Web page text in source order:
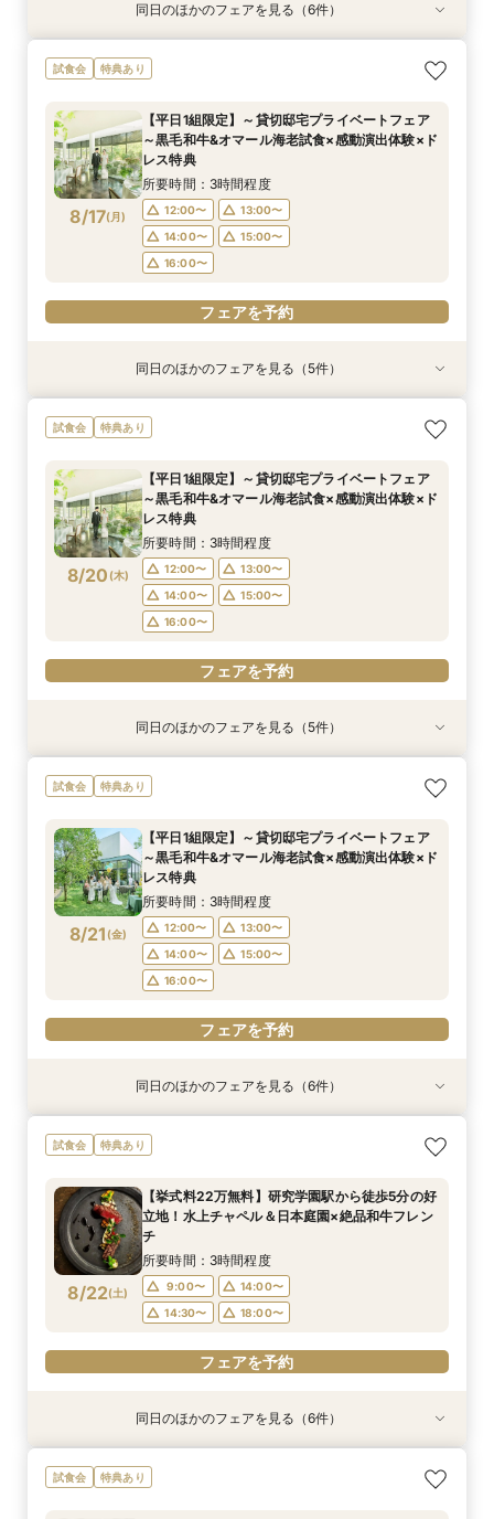
特典あり
8/16(日)
【和婚をお考えの方へ】1stステップ相談会◎挙
式会場見学&「和」の演出体験♪常陸牛と旬のお魚
写真などおふたりの希望をじっくり伺い専属プラ
ンナーがご提案♪
所要時間：3時間程度
9:00〜
14:30〜
フェアを予約
8/16(日)
【タイパ重視！60分で完結◎】会場案内＆相談
会
9:00〜
14:00〜
18:00〜
フェアを予約
特典あり
8/16(日)
【6名～30名の少人数婚】挙式＆会食Newプラ
ン誕生！無料試食付
9:00〜
14:00〜
14:30〜
フェアを予約
特典あり
8/16(日)
【1件目がお得】1stステップ相談&試食×予算相談
*ギフト券プレゼント
9:00〜
14:00〜
14:30〜
フェアを予約
特典あり
8/16(日)
＼茨城人気3会場一気に見学！／憧れ花嫁体験×
贅沢フィレ試食◎
9:00〜
14:00〜
14:30〜
フェアを予約
8/16(日)
【2件目以降に】ふたりの悩みを解消！*徹底比
較相談会*
9:00〜
14:00〜
14:30〜
フェアを予約
同日のほかのフェアを見る（6件）
試食会 特典あり
8/17(月)
【平日1組限定】～貸切邸宅プライベートフェア
～黒毛和牛&オマール海老試食×感動演出体験×ド
レス特典
所要時間：3時間程度
12:00〜
13:00〜
14:00〜
15:00〜
16:00〜
フェアを予約
8/17(月)
【タイパ重視！60分で完結◎】オンラインで会
場案内＆相談会
12:00〜
13:00〜
16:00〜
フェアを予約
特典あり
8/17(月)
【6名～30名の少人数婚】挙式＆会食Newプラ
ン誕生！無料試食付
12:00〜
13:00〜
14:00〜
16:00〜
フェアを予約
特典あり
8/17(月)
1件目がお得★1stステップ相談会＆試食×予算相
談*商品券1万円
12:00〜
13:00〜
14:00〜
16:00〜
フェアを予約
8/17(月)
【2件目以上の方】最短60分！《会場選び&見積
もり》徹底比較相談会
12:00〜
13:00〜
14:00〜
16:00〜
フェアを予約
特典あり
8/17(月)
【和婚をお考えの方へ】挙式会場見学&「和」の
演出体験♪常陸牛と旬のお魚料理の贅沢食べ比べ
希望をじっくり伺い専属プランナーがご提案♪
所要時間：3時間程度
12:00〜
14:00〜
15:00〜
16:00〜
フェアを予約
同日のほかのフェアを見る（5件）
試食会 特典あり
8/20 (木)
【平日1組限定】～貸切邸宅プライベートフェア
～黒毛和牛&オマール海老試食×感動演出体験×ド
レス特典
所要時間：3時間程度
12:00〜
13:00〜
14:00〜
15:00〜
16:00〜
フェアを予約
8/20(木)
【タイパ重視！60分で完結◎】オンラインで会
場案内＆相談会
12:00〜
13:00〜
16:00〜
フェアを予約
特典あり
8/20(木)
【6名～30名の少人数婚】挙式＆会食Newプラ
ン誕生！無料試食付
12:00〜
13:00〜
14:00〜
16:00〜
フェアを予約
特典あり
8/20(木)
1件目がお得★1stステップ相談会＆試食×予算相
談*商品券1万円
12:00〜
13:00〜
14:00〜
16:00〜
フェアを予約
8/20(木)
【2件目以上の方】最短60分！《会場選び&見積
もり》徹底比較相談会
12:00〜
13:00〜
14:00〜
16:00〜
フェアを予約
特典あり
8/20(木)
【和婚をお考えの方へ】挙式会場見学&「和」の
演出体験♪常陸牛と旬のお魚料理の贅沢食べ比べ
希望をじっくり伺い専属プランナーがご提案♪
所要時間：3時間程度
12:00〜
14:00〜
15:00〜
16:00〜
フェアを予約
同日のほかのフェアを見る（5件）
試食会 特典あり
8/21 (金)
【平日1組限定】～貸切邸宅プライベートフェア
～黒毛和牛&オマール海老試食×感動演出体験×ド
レス特典
所要時間：3時間程度
12:00〜
13:00〜
14:00〜
15:00〜
16:00〜
フェアを予約
特典あり
8/21(金)
*＊美食堪能フェア＊*贅沢和フレンチ無料試食×
四季の彩る全館見学&貸切邸宅ツアー♪
12:00〜
13:00〜
16:00〜
フェアを予約
8/21(金)
【タイパ重視！60分で完結◎】オンラインで会
場案内＆相談会
12:00〜
13:00〜
フェアを予約
特典あり
8/21(金)
【6名～30名の少人数婚】挙式＆会食Newプラ
ン誕生！無料試食付
12:00〜
13:00〜
16:00〜
フェアを予約
特典あり
8/21(金)
1件目がお得★1stステップ相談会＆試食×予算相
談*商品券1万円
12:00〜
13:00〜
16:00〜
フェアを予約
8/21(金)
【2件目以上の方】最短60分！《会場選び&見積
もり》徹底比較相談会
12:00〜
13:00〜
16:00〜
フェアを予約
特典あり
8/21(金)
【和婚をお考えの方へ】挙式会場見学&「和」の
演出体験♪常陸牛と旬のお魚料理の贅沢食べ比べ
希望をじっくり伺い専属プランナーがご提案♪
所要時間：3時間程度
14:00〜
15:00〜
16:00〜
同日のほかのフェアを見る（6件）
試食会 特典あり
8/22(土)
【挙式料22万無料】研究学園駅から徒歩5分の好
立地！水上チャペル＆日本庭園×絶品和牛フレン
チ
所要時間：3時間程度
9:00〜
14:00〜
14:30〜
18:00〜
フェアを予約
特典あり
【和婚をお考えの方へ】1stステップ相談会◎挙
式会場見学&「和」の演出体験♪常陸牛と旬のお魚
【タイパ重視！60分で完結◎】会場案内＆相談
会
特典あり
【6名～30名の少人数婚】挙式＆会食Newプラ
ン誕生！無料試食付
【2件目以降に】ふたりの悩みを解消！徹底比較
相談会
特典あり
【1件目がお得】1stステップ相談&試食×予算相談
*ギフト券プレゼント
特典あり
＼茨城人気3会場一気に見学！／憧れ花嫁体験×
贅沢フィレ試食◎
同日のほかのフェアを見る（6件）
試食会 特典あり